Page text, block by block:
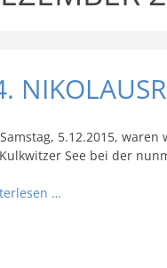
5.12.2015,
See bei der
…